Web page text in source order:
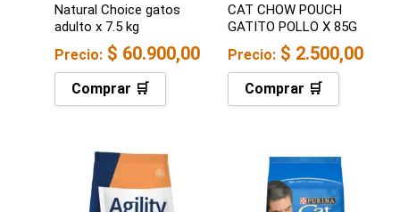
Natural Choice gatos
adulto x 7.5 kg
Precio: $ 60.900,00
Comprar 🛒
CAT CHOW POUCH
GATITO POLLO X 85G
Precio: $ 2.500,00
Comprar 🛒